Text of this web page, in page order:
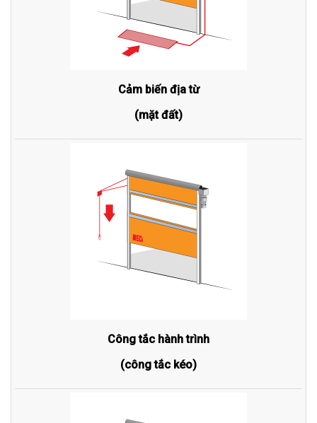
Cảm biến địa từ
(mặt đất)
Công tắc hành trình
(công tắc kéo)